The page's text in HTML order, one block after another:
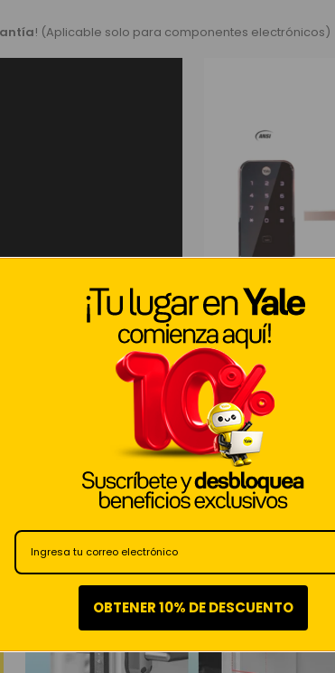
! (Aplicable solo para componentes electrónicos)
OBTENER 10% DE DESCUENTO